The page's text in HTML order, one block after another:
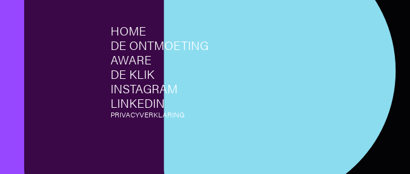
HOME
DE ONTMOETING
AWARE
DE KLIK
INSTAGRAM
LINKEDIN
PRIVACYVERKLARING